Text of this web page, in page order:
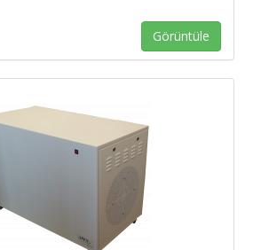
Görüntüle